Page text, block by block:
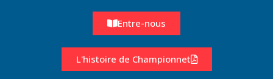
Entre-nous
L'histoire de Championnet